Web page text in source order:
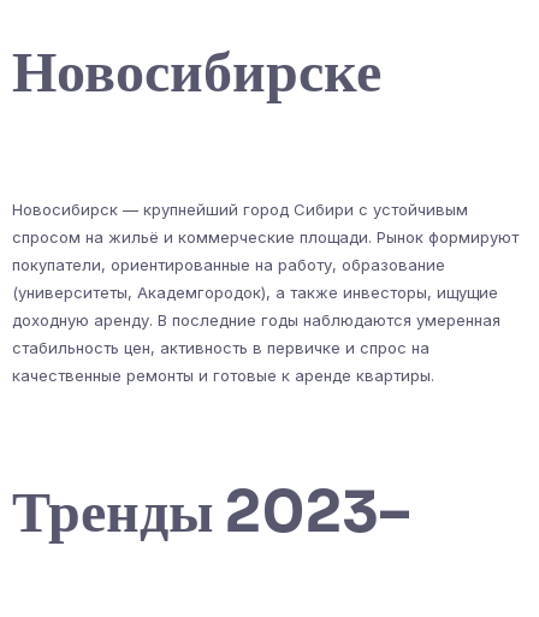
Новосибирске
Новосибирск — крупнейший город Сибири с устойчивым
спросом на жильё и коммерческие площади. Рынок формируют
покупатели, ориентированные на работу, образование
(университеты, Академгородок), а также инвесторы, ищущие
доходную аренду. В последние годы наблюдаются умеренная
стабильность цен, активность в первичке и спрос на
качественные ремонты и готовые к аренде квартиры.
Тренды 2023–